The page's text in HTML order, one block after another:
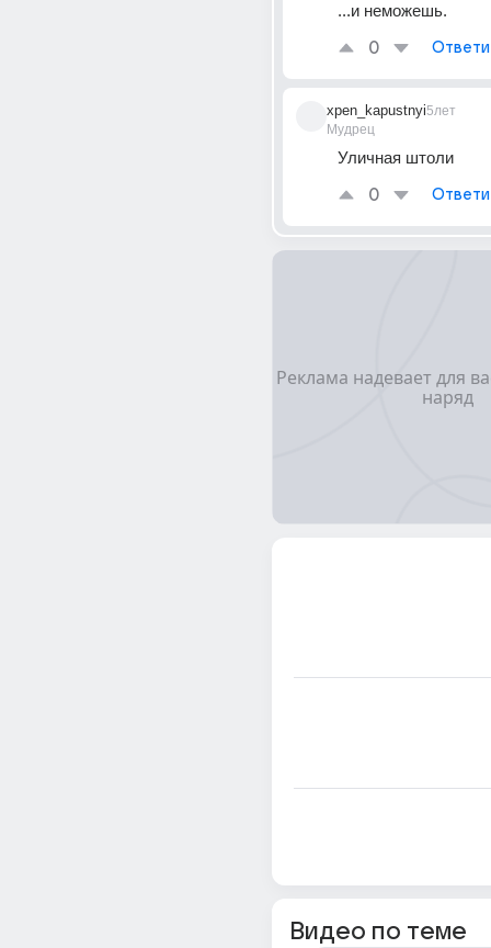
...и неможешь.
0
xpen_kapustnyi
Мудрец
5лет
Уличная штоли
0
Видео по теме